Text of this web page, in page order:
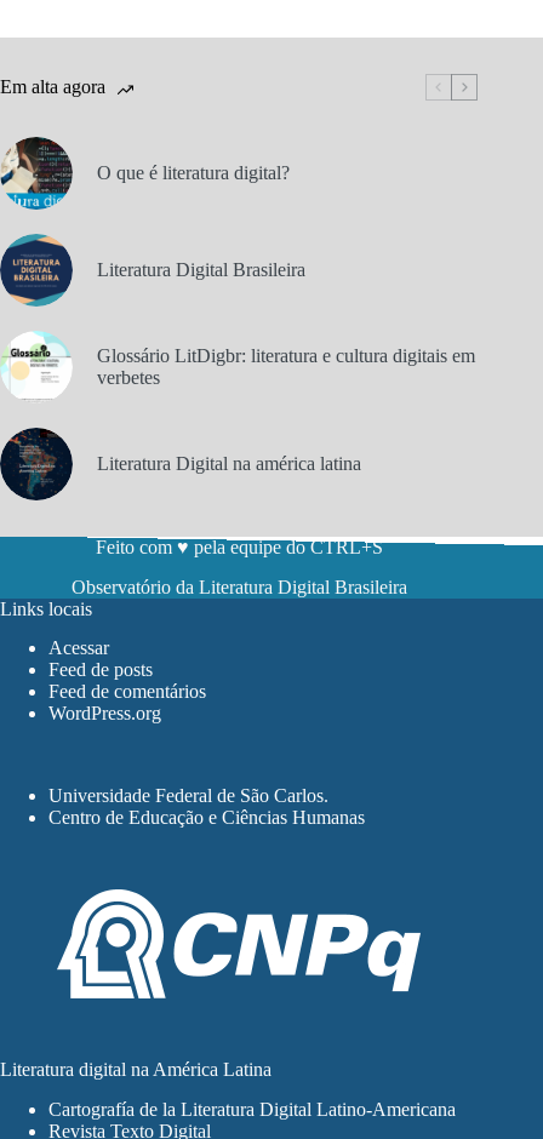
Em alta agora
O que é literatura digital?
Literatura Digital Brasileira
Glossário LitDigbr: literatura e cultura digitais em
verbetes
Literatura Digital na américa latina
Feito com ♥ pela equipe do CTRL+S
Observatório da Literatura Digital Brasileira
Links locais
Acessar
Feed de posts
Feed de comentários
WordPress.org
Universidade Federal de São Carlos.
Centro de Educação e Ciências Humanas
Literatura digital na América Latina
Cartografía de la Literatura Digital Latino-Americana
Revista Texto Digital